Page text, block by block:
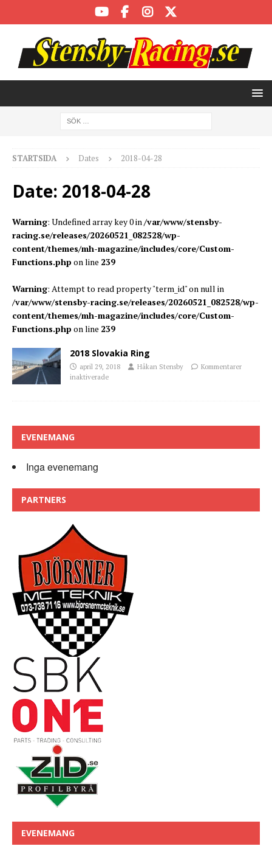
STARTSIDA Dates 2018-04-28
Date: 2018-04-28
Warning: Undefined array key 0 in/var/www/stensby-
racing.se/releases/20260521_082528/wp-
content/themes/mh-magazine/includes/core/Custom-
Functions.php on line 239
Warning: Attempt to read property "term_id" on null in
/var/www/stensby-racing.se/releases/20260521_082528/wp-
content/themes/mh-magazine/includes/core/Custom-
Functions.php on line 239
2018 Slovakia Ring
april 29, 2018 Håkan Stensby
Kommentarer
inaktiverade
EVENEMANG
Inga evenemang
PARTNERS
EVENEMANG